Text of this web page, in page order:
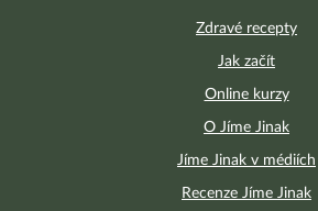
Zdravé recepty
Jak začít
Online kurzy
O Jíme Jinak
Jíme Jinak v médiích
Recenze Jíme Jinak